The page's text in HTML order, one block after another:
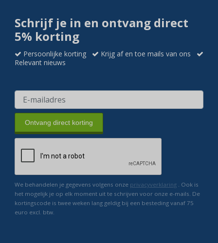
Schrijf je in en ontvang direct
5% korting
Persoonlijke korting
Krijg af en toe mails van ons
Relevant nieuws
Ontvang direct korting
We behandelen je gegevens volgens onze privacyverklaring . Ook is
het mogelijk je op elk moment uit te schrijven voor onze e-mails. De
kortingscode is twee weken lang geldig bij een besteding vanaf 75
euro excl. btw.